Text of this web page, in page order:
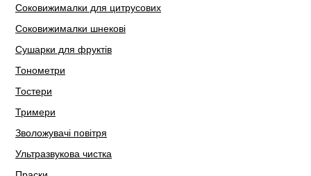
Соковижималки для цитрусових
Соковижималки шнекові
Сушарки для фруктів
Тонометри
Тостери
Тримери
Зволожувачі повітря
Ультразвукова чистка